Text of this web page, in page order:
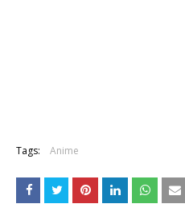
Tags: Anime